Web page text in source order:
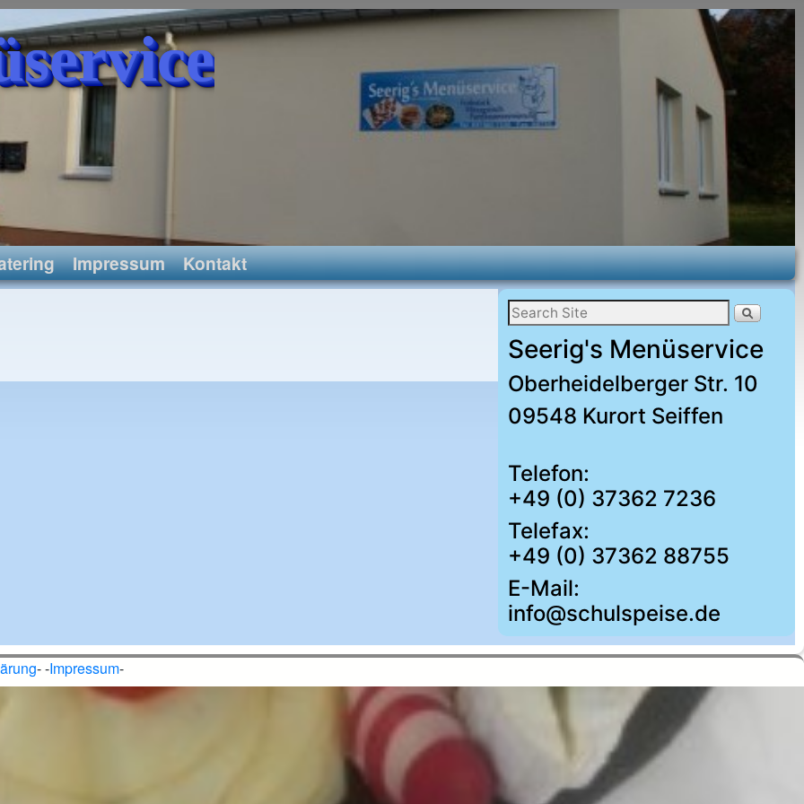
Impressum Kontakt
Seerig's Menüservice
Oberheidelberger Str. 10
09548 Kurort Seiffen
Telefon:
+49 (0) 37362 7236
Telefax:
+49 (0) 37362 88755
E-Mail:
info@schulspeise.de
- -Impressum-